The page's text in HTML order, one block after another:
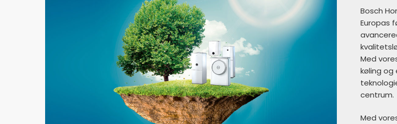
Bosch
Europas
Med
køling og
centrum.
Med